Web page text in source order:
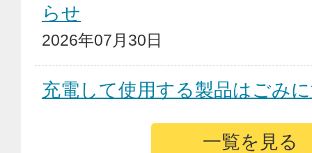
ら
せ
らせ
2026年07月30日
充電して使用する製品はごみ
一覧を見る